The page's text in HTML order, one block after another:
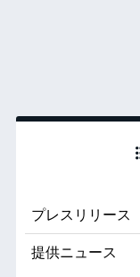
プレスリリース
提供ニュース